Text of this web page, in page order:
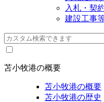
入札・契
建設工事
苫小牧港の概要
苫小牧港の概要
苫小牧港の歴史